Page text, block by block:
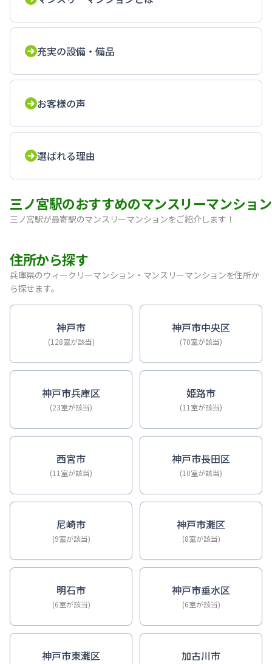
充実の設備・備品
お客様の声
選ばれる理由
三ノ宮駅のおすすめのマンスリーマンション
三ノ宮駅が最寄駅のマンスリーマンションをご紹介します！
【三宮・花時計前】SステイEL神戸三宮磯上通｜禁煙ルー
【神戸・三宮】Sステイ神戸三宮ジアコスモ｜禁煙ルーム
【神戸・三宮】Sステイ三宮ソレイユ｜Wi-Fi無料・禁煙・
【三宮・花時計前】Sステイ三宮駅前ルシール｜禁煙ルー
【神戸・三宮】Sステイ三宮駅前７｜禁煙ルーム・Wi-Fiレ
【三宮・貿易センター】Sステイ三宮貿易センター前2｜
住所から探す
兵庫県のウィークリーマンション・マンスリーマンションを住所か
ら探せます。
神戸市
(128室が該当)
神戸市中央区
(70室が該当)
神戸市兵庫区
(23室が該当)
姫路市
(11室が該当)
西宮市
(11室が該当)
神戸市長田区
(10室が該当)
尼崎市
(9室が該当)
神戸市灘区
(8室が該当)
明石市
(6室が該当)
神戸市垂水区
(6室が該当)
神戸市東灘区 加古川市